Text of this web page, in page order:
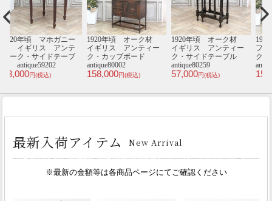
1920年頃 オーク材
フランス アンティー
ク・キャビネット
antique70490
155,000円(税込)
1910年頃 マホガニー
材 イギリス アンテ
ィーク・コールボック
ス antique80694
77,000円(税込)
1920年頃 オーク材
フランス アンティー
ク・ナイトテーブル
antique64820b
155,000円(税込)